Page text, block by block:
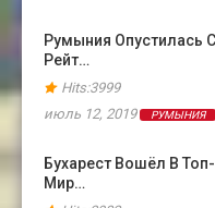
Румыния Опустилась
Рейт…
Hits:3999
июль 12, 2019
РУМЫНИЯ
Бухарест Вошёл В
Мир…